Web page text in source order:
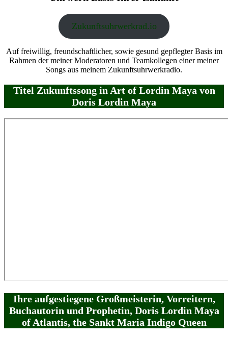
Zukunftsuhrwerkrad.io
Auf freiwillig, freundschaftlicher, sowie gesund gepflegter Basis im
Rahmen der meiner Moderatoren und Teamkollegen einer meiner
Songs aus meinem Zukunftsuhrwerkradio.
Titel Zukunftssong in Art of Lordin Maya von
Doris Lordin Maya
Ihre aufgestiegene Großmeisterin, Vorreitern,
Buchautorin und Prophetin, Doris Lordin Maya
of Atlantis, the Sankt Maria Indigo Queen